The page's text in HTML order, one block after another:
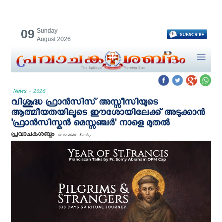
09 Sunday
August 2026
News - 2026
വിശുദ്ധ ഫ്രാൻസിസ് അസ്സീസിയുടെ
ആത്മീയതയിലൂടെ ഈശോയിലേക്ക് അടുക്കാന്‍
'ഫ്രാൻസിസ്കൻ മെസ്സഞ്ചർ' നാളെ മുതല്‍
പ്രവാചകശബ്ദം 01-02-2026 - Sunday